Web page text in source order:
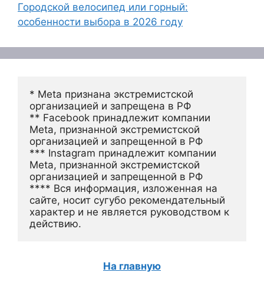
Городской велосипед или горный:
особенности выбора в 2026 году
* Meta признана экстремистской
организацией и запрещена в РФ
** Facebook принадлежит компании
Meta, признанной экстремистской
организацией и запрещенной в РФ
*** Instagram принадлежит компании
Meta, признанной экстремистской
организацией и запрещенной в РФ
**** Вся информация, изложенная на
сайте, носит сугубо рекомендательный
характер и не является руководством к
действию.
На главную